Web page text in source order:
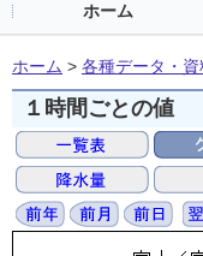
ホーム
ホーム > 各種データ・資
１時間ごとの値